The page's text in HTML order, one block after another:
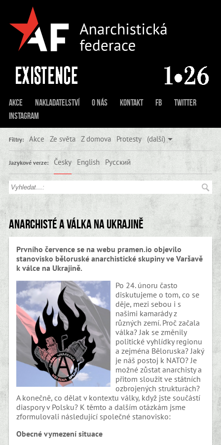
Akce Nakladatelství O nás Kontakt FB
Twitter
Instagram
Filtry: Akce Ze světa Z domova Protesty (další)
Jazykové verze: Česky English Русский
Anarchisté a válka na Ukrajině
Prvního července se na webu pramen.io objevilo
stanovisko běloruské anarchistické skupiny ve Varšavě
k válce na Ukrajině.
Po 24. únoru často
diskutujeme o tom, co se
děje, mezi sebou i s
našimi kamarády z
různých zemí. Proč začala
válka? Jak se změnily
politické vyhlídky regionu
a zejména Běloruska? Jaký
je náš postoj k NATO? Je
možné zůstat anarchisty a
přitom sloužit ve státních
ozbrojených strukturách?
A konečně, co dělat v kontextu války, když jste součástí
diaspory v Polsku? K těmto a dalším otázkám jsme
zformulovali následující společné stanovisko:
Obecné vymezení situace